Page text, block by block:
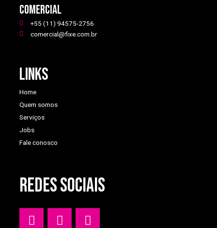
Comercial
+55 (11) 94575-2756
comercial@fixe.com.br
Links
Home
Quem somos
Serviços
Jobs
Fale conosco
REDES SOCIAIS
W
I
Y